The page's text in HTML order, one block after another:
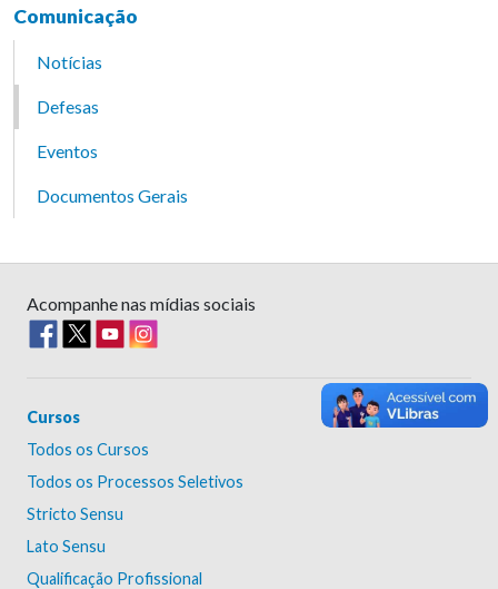
Comunicação
Notícias
Defesas
Eventos
Documentos Gerais
Acompanhe nas mídias sociais
Cursos
Todos os Cursos
Todos os Processos Seletivos
Stricto Sensu
Lato Sensu
Qualificação Profissional